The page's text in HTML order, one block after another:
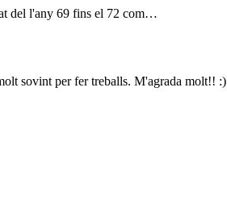
del l'any 69 fins el 72 com…
sovint per fer treballs. M'agrada molt!! :)